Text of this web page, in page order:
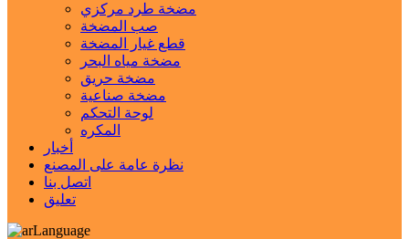
مضخة طرد مركزي
صب المضخة
قطع غيار المضخة
مضخة مياه البحر
مضخة حريق
مضخة صناعية
لوحة التحكم
المكره
أخبار
نظرة عامة على المصنع
اتصل بنا
تعليق
Language